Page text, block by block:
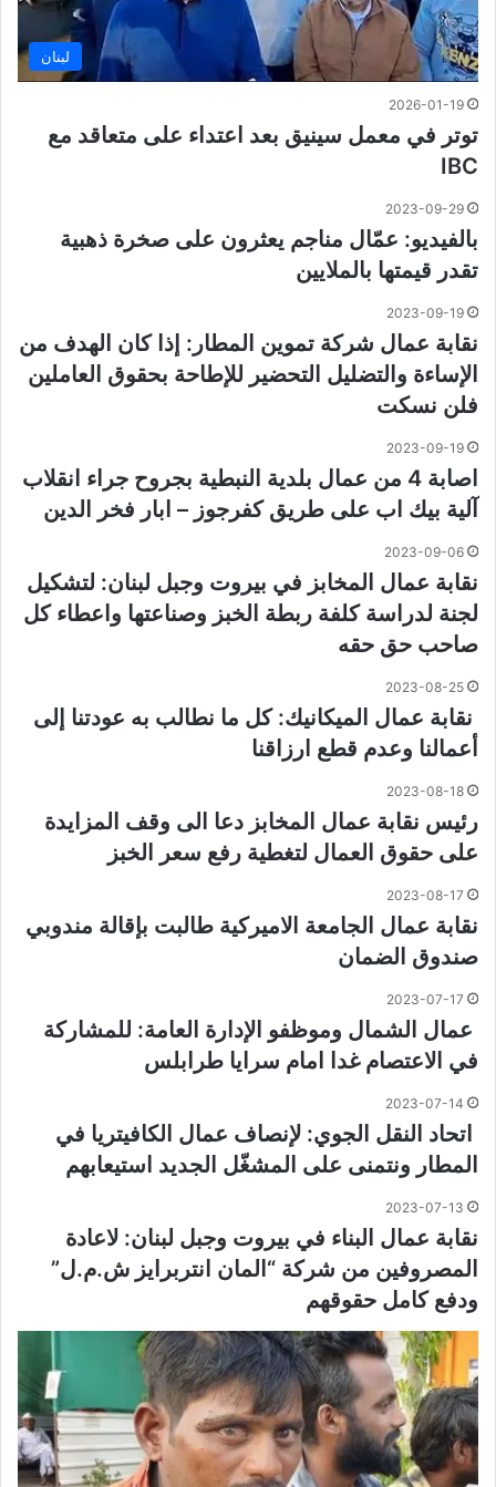
لبنان
2026-01-19
توتر في معمل سينيق بعد اعتداء على متعاقد مع
IBC
2023-09-29
بالفيديو: عمّال مناجم يعثرون على صخرة ذهبية
تقدر قيمتها بالملايين
2023-09-19
نقابة عمال شركة تموين المطار: إذا كان الهدف من
الإساءة والتضليل التحضير للإطاحة بحقوق العاملين
فلن نسكت
2023-09-19
اصابة 4 من عمال بلدية النبطية بجروح جراء انقلاب
آلية بيك اب على طريق كفرجوز – ابار فخر الدين
2023-09-06
نقابة عمال المخابز في بيروت وجبل لبنان: لتشكيل
لجنة لدراسة كلفة ربطة الخبز وصناعتها واعطاء كل
صاحب حق حقه
2023-08-25
نقابة عمال الميكانيك: كل ما نطالب به عودتنا إلى
أعمالنا وعدم قطع ارزاقنا
2023-08-18
رئيس نقابة عمال المخابز دعا الى وقف المزايدة
على حقوق العمال لتغطية رفع سعر الخبز
2023-08-17
نقابة عمال الجامعة الاميركية طالبت بإقالة مندوبي
صندوق الضمان
2023-07-17
عمال الشمال وموظفو الإدارة العامة: للمشاركة
في الاعتصام غدا امام سرايا طرابلس
2023-07-14
اتحاد النقل الجوي: لإنصاف عمال الكافيتريا في
المطار ونتمنى على المشغّل الجديد استيعابهم
2023-07-13
نقابة عمال البناء في بيروت وجبل لبنان: لاعادة
المصروفين من شركة “المان انتربرايز ش.م.ل”
ودفع كامل حقوقهم